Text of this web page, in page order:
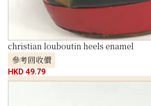
christian louboutin heels enamel
參考回收價
HKD 49.79